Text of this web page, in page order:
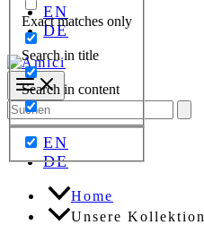
Exact matches only
Search in title
Search in content
EN
DE
Search
for:
EN
DE
Home
Unsere Kollektion